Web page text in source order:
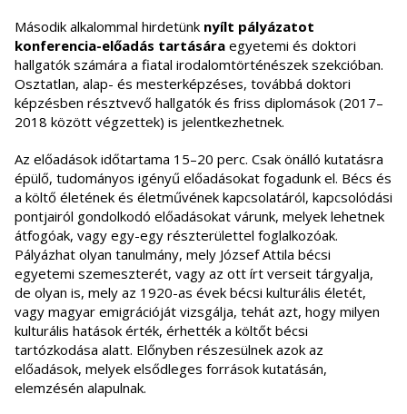
Második alkalommal hirdetünk nyílt pályázatot
konferencia-előadás tartására egyetemi és doktori
hallgatók számára a fiatal irodalomtörténészek szekcióban.
Osztatlan, alap- és mesterképzéses, továbbá doktori
képzésben résztvevő hallgatók és friss diplomások (2017–
2018 között végzettek) is jelentkezhetnek.
Az előadások időtartama 15–20 perc. Csak önálló kutatásra
épülő, tudományos igényű előadásokat fogadunk el. Bécs és
a költő életének és életművének kapcsolatáról, kapcsolódási
pontjairól gondolkodó előadásokat várunk, melyek lehetnek
átfogóak, vagy egy-egy részterülettel foglalkozóak.
Pályázhat olyan tanulmány, mely József Attila bécsi
egyetemi szemeszterét, vagy az ott írt verseit tárgyalja,
de olyan is, mely az 1920-as évek bécsi kulturális életét,
vagy magyar emigrációját vizsgálja, tehát azt, hogy milyen
kulturális hatások érték, érhették a költőt bécsi
tartózkodása alatt. Előnyben részesülnek azok az
előadások, melyek elsődleges források kutatásán,
elemzésén alapulnak.